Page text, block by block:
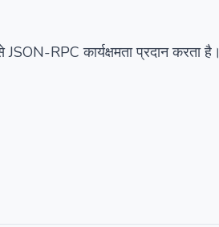
RPC कार्यक्षमता प्रदान करता है।